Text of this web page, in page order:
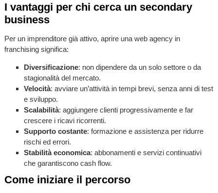
I vantaggi per chi cerca un secondary
business
Per un imprenditore già attivo, aprire una web agency in
franchising significa:
Diversificazione: non dipendere da un solo settore o da
stagionalità del mercato.
Velocità: avviare un’attività in tempi brevi, senza anni di test
e sviluppo.
Scalabilità: aggiungere clienti progressivamente e far
crescere i ricavi ricorrenti.
Supporto costante: formazione e assistenza per ridurre
rischi ed errori.
Stabilità economica: abbonamenti e servizi continuativi
che garantiscono cash flow.
Come iniziare il percorso